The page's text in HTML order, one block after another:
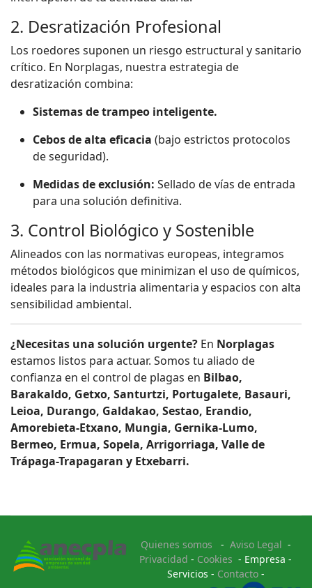
2. Desratización Profesional
Los roedores suponen un riesgo estructural y sanitario
crítico. En Norplagas, nuestra estrategia de
desratización combina:
Sistemas de trampeo inteligente.
Cebos de alta eficacia (bajo estrictos protocolos
de seguridad).
Medidas de exclusión: Sellado de vías de entrada
para una solución definitiva.
3. Control Biológico y Sostenible
Alineados con las normativas europeas, integramos
métodos biológicos que minimizan el uso de químicos,
ideales para la industria alimentaria y espacios con alta
sensibilidad ambiental.
¿Necesitas una solución urgente? En Norplagas
estamos listos para actuar. Somos tu aliado de
confianza en el control de plagas en Bilbao,
Barakaldo, Getxo, Santurtzi, Portugalete, Basauri,
Leioa, Durango, Galdakao, Sestao, Erandio,
Amorebieta-Etxano, Mungia, Gernika-Lumo,
Bermeo, Ermua, Sopela, Arrigorriaga, Valle de
Trápaga-Trapagaran y Etxebarri.
Quienes somos - Aviso Legal -
Privacidad - Cookies - Empresa -
Servicios - Contacto-